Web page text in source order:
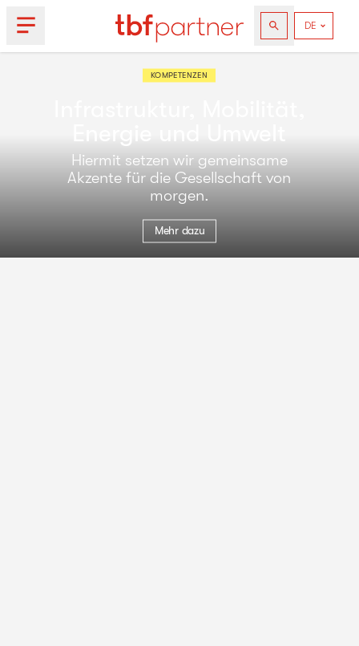
KOMPETENZEN
Hiermit setzen wir gemeinsame
Akzente für die Gesellschaft von
morgen.
Mehr dazu